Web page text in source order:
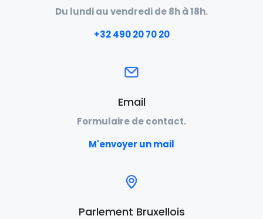
Du lundi au vendredi de 8h à 18h.
‭+32 490 20 70 20‬
Email
Formulaire de contact.
M'envoyer un mail
Parlement Bruxellois